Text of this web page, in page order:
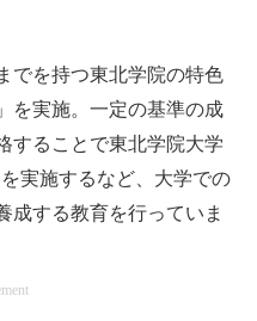
でを持つ東北学院の特色
を実施。一定の基準の成
することで東北学院大学
実施するなど、大学での
成する教育を行っていま